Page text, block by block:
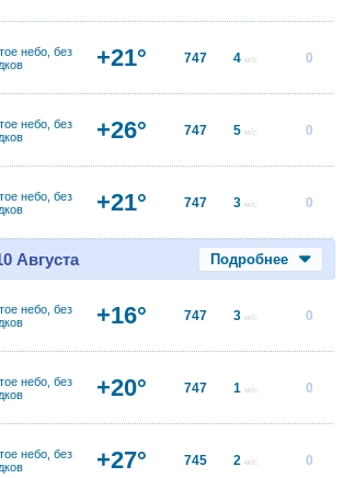
небо, без
+21° 747 4 м/с 0
небо, без
+26° 747 5 м/с 0
небо, без
+21° 747 3 м/с 0
Августа Подробнее
небо, без
+16° 747 3 м/с 0
небо, без
+20° 747 1 м/с 0
небо, без
+27° 745 2 м/с 0